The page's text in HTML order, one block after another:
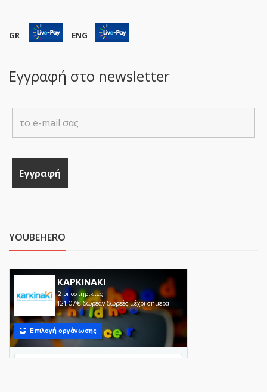
GR ENG
Εγγραφή στο newsletter
YOUBEHERO